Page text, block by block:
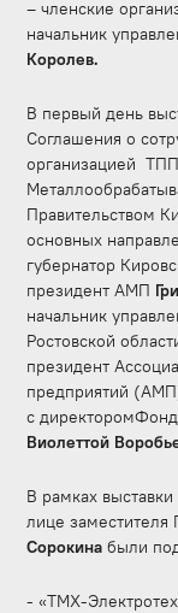
– членские
начальник
Королев.
В первый день
Соглашения о
организацией
Правительством
основных
губернатор
президент АМП
начальник
Ростовской
президент
предприятий
с
Виолеттой
В рамках
лице заместителя
Сорокина были
- «ТМХ-